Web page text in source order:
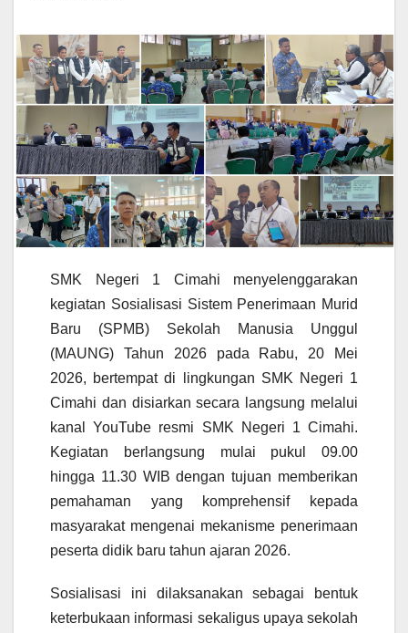
SMK Negeri 1 Cimahi menyelenggarakan
kegiatan Sosialisasi Sistem Penerimaan Murid
Baru (SPMB) Sekolah Manusia Unggul
(MAUNG) Tahun 2026 pada Rabu, 20 Mei
2026, bertempat di lingkungan SMK Negeri 1
Cimahi dan disiarkan secara langsung melalui
kanal YouTube resmi SMK Negeri 1 Cimahi.
Kegiatan berlangsung mulai pukul 09.00
hingga 11.30 WIB dengan tujuan memberikan
pemahaman yang komprehensif kepada
masyarakat mengenai mekanisme penerimaan
peserta didik baru tahun ajaran 2026.
Sosialisasi ini dilaksanakan sebagai bentuk
keterbukaan informasi sekaligus upaya sekolah